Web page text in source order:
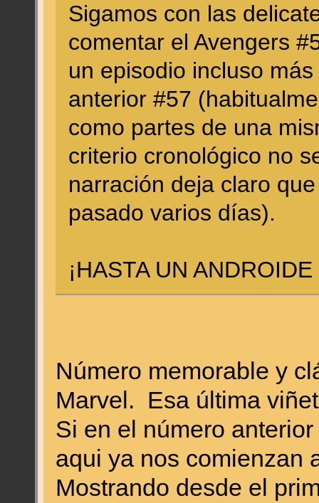
Sigamos con las
comentar el Avengers
un episodio incluso
anterior #57
como partes de una
criterio cronológico no
narración deja claro
pasado varios días).
¡HASTA UN
Número memorable y
Marvel. Esa última
Si en el número
aqui ya nos comienzan
Mostrando desde el